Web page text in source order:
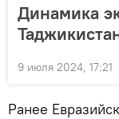
Динамика
9 июля 2024, 17:21
Ранее